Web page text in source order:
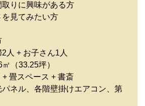
取りに興味がある方
を見てみたい方
人 + お子さん1人
（33.25坪）
畳スペース + 書斎
ル、各階壁掛けエアコン、第